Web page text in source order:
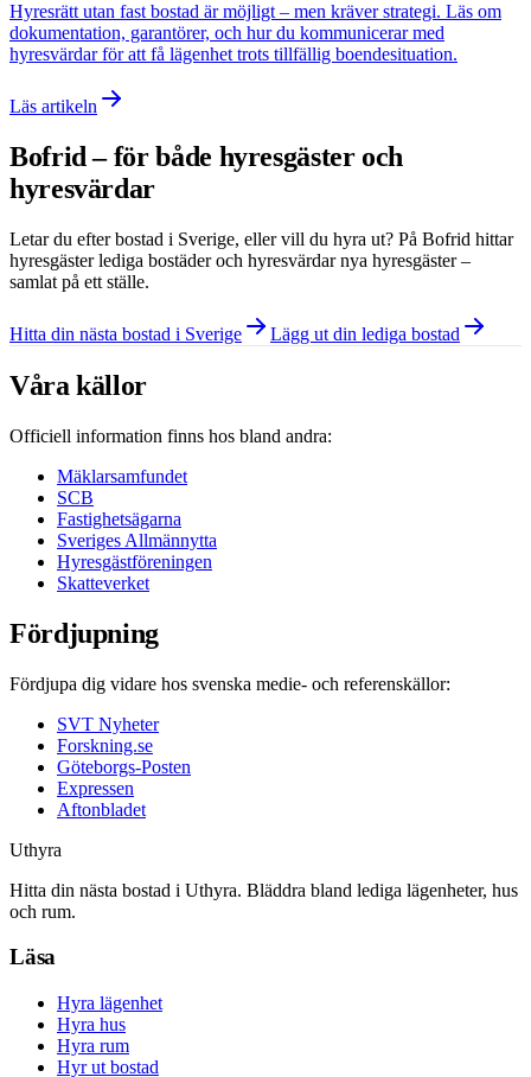
Hyresrätt utan fast bostad är möjligt – men kräver strategi. Läs om
dokumentation, garantörer, och hur du kommunicerar med
hyresvärdar för att få lägenhet trots tillfällig boendesituation.
Läs artikeln
Bofrid – för både hyresgäster och
hyresvärdar
Letar du efter bostad i Sverige, eller vill du hyra ut? På Bofrid hittar
hyresgäster lediga bostäder och hyresvärdar nya hyresgäster –
samlat på ett ställe.
Hitta din nästa bostad i Sverige Lägg ut din lediga bostad
Våra källor
Officiell information finns hos bland andra:
Mäklarsamfundet
SCB
Fastighetsägarna
Sveriges Allmännytta
Hyresgästföreningen
Skatteverket
Fördjupning
Fördjupa dig vidare hos svenska medie- och referenskällor:
SVT Nyheter
Forskning.se
Göteborgs-Posten
Expressen
Aftonbladet
Uthyra
Hitta din nästa bostad i Uthyra. Bläddra bland lediga lägenheter, hus
och rum.
Läsa
Hyra lägenhet
Hyra hus
Hyra rum
Hyr ut bostad